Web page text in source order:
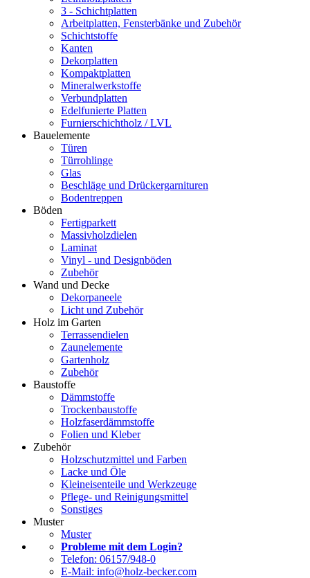
3 - Schichtplatten
Arbeitplatten, Fensterbänke und Zubehör
Schichtstoffe
Kanten
Dekorplatten
Kompaktplatten
Mineralwerkstoffe
Verbundplatten
Edelfunierte Platten
Furnierschichtholz / LVL
Bauelemente
Türen
Türrohlinge
Glas
Beschläge und Drückergarnituren
Bodentreppen
Böden
Fertigparkett
Massivholzdielen
Laminat
Vinyl - und Designböden
Zubehör
Wand und Decke
Dekorpaneele
Licht und Zubehör
Holz im Garten
Terrassendielen
Zaunelemente
Gartenholz
Zubehör
Baustoffe
Dämmstoffe
Trockenbaustoffe
Holzfaserdämmstoffe
Folien und Kleber
Zubehör
Holzschutzmittel und Farben
Lacke und Öle
Kleineisenteile und Werkzeuge
Pflege- und Reinigungsmittel
Sonstiges
Muster
Muster
Probleme mit dem Login?
Telefon: 06157/948-0
E-Mail: info@holz-becker.com